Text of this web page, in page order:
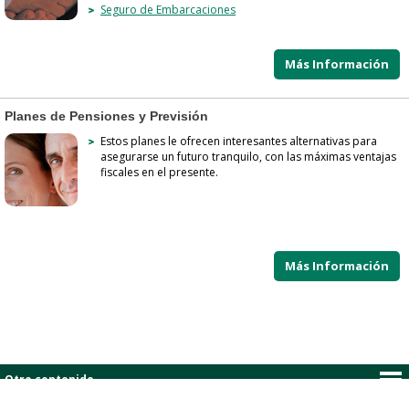
Seguro de Embarcaciones
Más Información
Planes de Pensiones y Previsión
​Estos planes le ofrecen interesantes alternativas para
asegurarse un futuro tranquilo, con las máximas ventajas
fiscales en el presente.​​​​​​​
Más Información
Otro contenido...